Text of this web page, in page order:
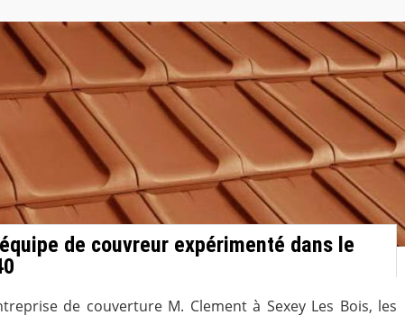
de couvreur expérimenté dans le
de couverture M. Clement à Sexey Les Bois, les